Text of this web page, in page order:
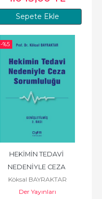
Sepete Ekle
-%5
HEKİMİN TEDAVİ
NEDENİYLE CEZA
SORUMLULUĞU
Köksal BAYRAKTAR
Der Yayınları